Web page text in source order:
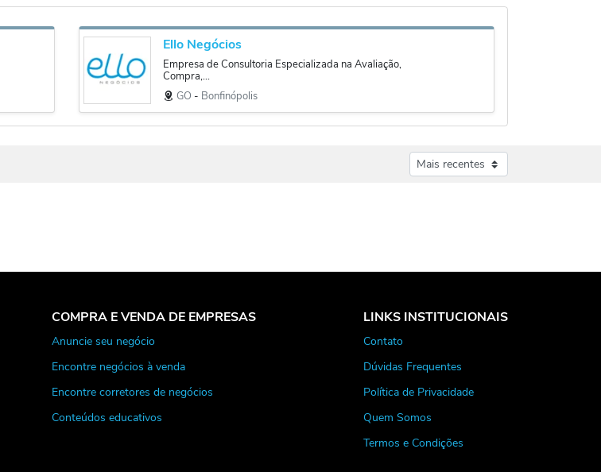
Ello Negócios
Empresa de Consultoria Especializada na Avaliação,
Compra,...
GO ‐ Bonfinópolis
COMPRA E VENDA DE EMPRESAS
Anuncie seu negócio
Encontre negócios à venda
Encontre corretores de negócios
Conteúdos educativos
LINKS INSTITUCIONAIS
Contato
Dúvidas Frequentes
Política de Privacidade
Quem Somos
Termos e Condições